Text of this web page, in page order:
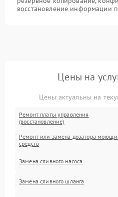
восстановление информации
Цены на
Цены актуальны на
Ремонт платы управления
(восстановление)
Ремонт или замена дозатора
средств
Замена сливного насоса
Замена сливного шланга